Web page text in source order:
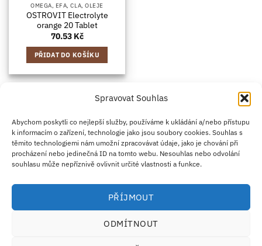
Spravovat Souhlas
Abychom poskytli co nejlepší služby, používáme k ukládání a/nebo přístupu
k informacím o zařízení, technologie jako jsou soubory cookies. Souhlas s
těmito technologiemi nám umožní zpracovávat údaje, jako je chování při
procházení nebo jedinečná ID na tomto webu. Nesouhlas nebo odvolání
souhlasu může nepříznivě ovlivnit určité vlastnosti a funkce.
PŘÍJMOUT
ODMÍTNOUT
OMEGA, EFA, CLA, OLEJE
OSTROVIT Electrolyte
orange 20 Tablet
70.53 Kč
PŘIDAT DO KOŠÍKU
Credit
Card
2
Klarna
Apple
Pay
Google
Pay
PayPal
ZÁSADY DOPRAVY
ZÁSADY VRÁCENÍ ZBOŽÍ
OBCHODNÍ PODMÍNKY
KONTAKT O NÁS B2B
IMPRINT
OMEZENÍ ODPOVĚDNOSTI
ZÁSADY COOKIES
Antim I Street, No. 14, fl. 2, law office, 1303 Sofia, Bulharsko
· Email:support@ecosupplements.eu